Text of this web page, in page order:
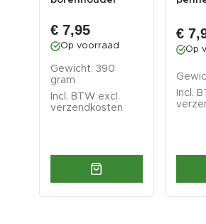
gereedschapsbord
€ 7,95
Op voorraad
Gewicht: 390
gram
Incl. BTW excl.
verzendkosten
€
Op
Incl.